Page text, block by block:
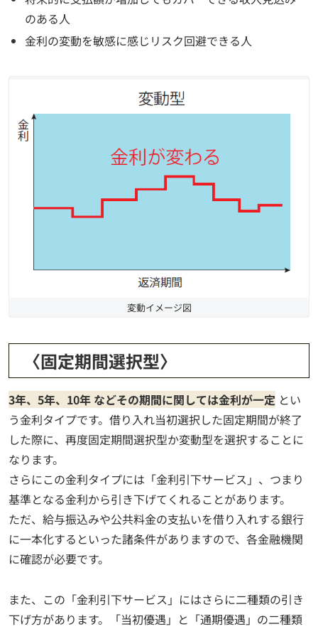
のある人
金利の変動を敏感に感じリスク回避できる人
変動イメージ図
〈固定期間選択型〉
3年、5年、10年 などその期間に関しては金利が一定 とい
う金利タイプです。借り入れ当初選択した固定期間が終了
した際に、再度固定期間選択型か変動型を選択することに
なります。
さらにこの金利タイプには「金利引下サービス」、つまり
基準となる金利から引き下げてくれることがあります。
ただ、給与振込みや公共料金の支払いを借り入れする銀行
に一本化するといった諸条件がありますので、各金融機関
に確認が必要です。
また、この「金利引下サービス」にはさらに二種類の引き
下げ方があります。「当初優遇」と「通期優遇」の二種類